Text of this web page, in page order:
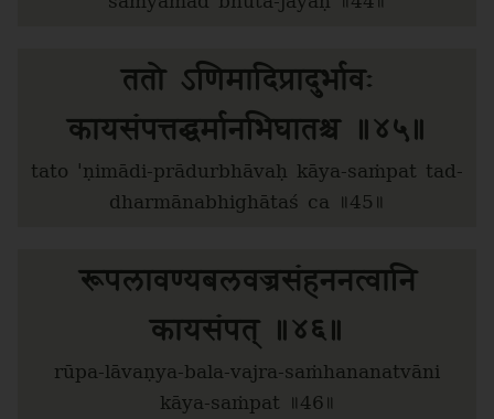
ततो ऽणिमादिप्रादुर्भावः
कायसंपत्तद्धर्मानभिघातश्च ॥४५॥
tato 'ṇimādi-prādurbhāvaḥ kāya-saṁpat tad-
dharmānabhighātaś ca ॥45॥
रूपलावण्यबलवज्रसंहननत्वानि
कायसंपत् ॥४६॥
rūpa-lāvaṇya-bala-vajra-saṁhananatvāni
kāya-saṁpat ॥46॥